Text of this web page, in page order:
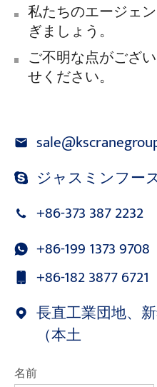
私たちのエージェ
ぎましょう。
ご不明な点がござ
せください。
ジャスミンフー
+86-373 387 2232
+86-199 1373 9708
+86-182 3877 6721
長直工業団地、
（本土
名前